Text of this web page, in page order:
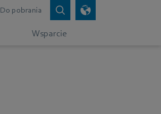
Do pobrania
Wsparcie